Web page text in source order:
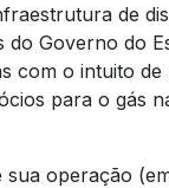
de
do Governo do
com o intuito
para o gás
sua operação